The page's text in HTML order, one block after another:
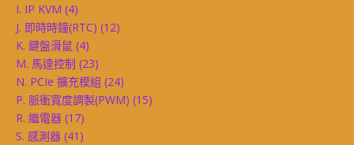
I. IP KVM (4)
J. 即時時鐘(RTC) (12)
K. 鍵盤滑鼠 (4)
M. 馬達控制 (23)
N. PCIe 擴充模組 (24)
P. 脈衝寬度調製(PWM) (15)
R. 繼電器 (17)
S. 感測器 (41)